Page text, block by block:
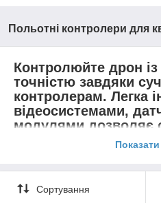
Польотні контролери для
Контролюйте дрон
точністю завдяки
контролерам. Легка
відеосистемами,
модулями дозволяє
оптимальну
Сортування